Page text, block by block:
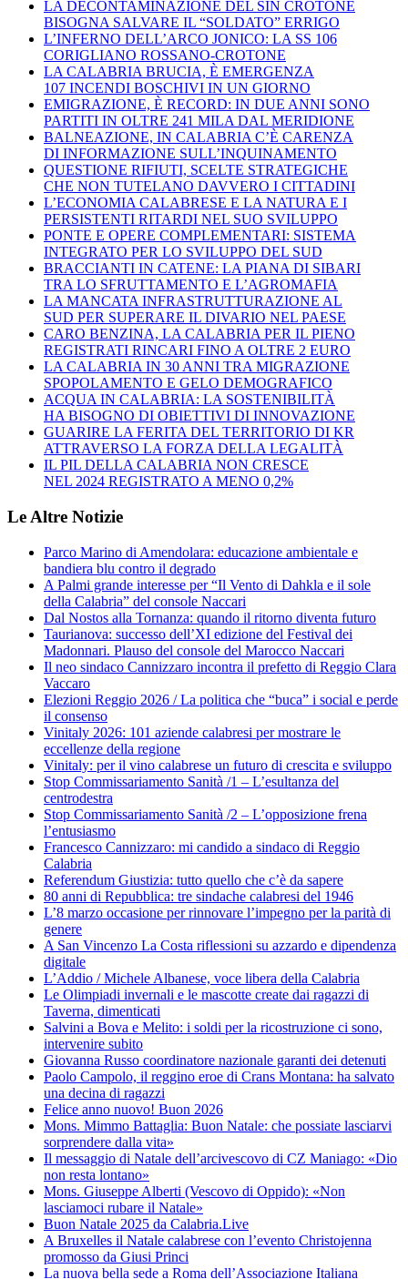
LA DECONTAMINAZIONE DEL SIN CROTONE
BISOGNA SALVARE IL “SOLDATO” ERRIGO
L’INFERNO DELL’ARCO JONICO: LA SS 106
CORIGLIANO ROSSANO-CROTONE
LA CALABRIA BRUCIA, È EMERGENZA
107 INCENDI BOSCHIVI IN UN GIORNO
EMIGRAZIONE, È RECORD: IN DUE ANNI SONO
PARTITI IN OLTRE 241 MILA DAL MERIDIONE
BALNEAZIONE, IN CALABRIA C’È CARENZA
DI INFORMAZIONE SULL’INQUINAMENTO
QUESTIONE RIFIUTI, SCELTE STRATEGICHE
CHE NON TUTELANO DAVVERO I CITTADINI
L’ECONOMIA CALABRESE E LA NATURA E I
PERSISTENTI RITARDI NEL SUO SVILUPPO
PONTE E OPERE COMPLEMENTARI: SISTEMA
INTEGRATO PER LO SVILUPPO DEL SUD
BRACCIANTI IN CATENE: LA PIANA DI SIBARI
TRA LO SFRUTTAMENTO E L’AGROMAFIA
LA MANCATA INFRASTRUTTURAZIONE AL
SUD PER SUPERARE IL DIVARIO NEL PAESE
CARO BENZINA, LA CALABRIA PER IL PIENO
REGISTRATI RINCARI FINO A OLTRE 2 EURO
LA CALABRIA IN 30 ANNI TRA MIGRAZIONE
SPOPOLAMENTO E GELO DEMOGRAFICO
ACQUA IN CALABRIA: LA SOSTENIBILITÀ
HA BISOGNO DI OBIETTIVI DI INNOVAZIONE
GUARIRE LA FERITA DEL TERRITORIO DI KR
ATTRAVERSO LA FORZA DELLA LEGALITÀ
IL PIL DELLA CALABRIA NON CRESCE
NEL 2024 REGISTRATO A MENO 0,2%
Le Altre Notizie
Parco Marino di Amendolara: educazione ambientale e
bandiera blu contro il degrado
A Palmi grande interesse per “Il Vento di Dahkla e il sole
della Calabria” del console Naccari
Dal Nostos alla Tornanza: quando il ritorno diventa futuro
Taurianova: successo dell’XI edizione del Festival dei
Madonnari. Plauso del console del Marocco Naccari
Il neo sindaco Cannizzaro incontra il prefetto di Reggio Clara
Vaccaro
Elezioni Reggio 2026 / La politica che “buca” i social e perde
il consenso
Vinitaly 2026: 101 aziende calabresi per mostrare le
eccellenze della regione
Vinitaly: per il vino calabrese un futuro di crescita e sviluppo
Stop Commissariamento Sanità /1 – L’esultanza del
centrodestra
Stop Commissariamento Sanità /2 – L’opposizione frena
l’entusiasmo
Francesco Cannizzaro: mi candido a sindaco di Reggio
Calabria
Referendum Giustizia: tutto quello che c’è da sapere
80 anni di Repubblica: tre sindache calabresi del 1946
L’8 marzo occasione per rinnovare l’impegno per la parità di
genere
A San Vincenzo La Costa riflessioni su azzardo e dipendenza
digitale
L’Addio / Michele Albanese, voce libera della Calabria
Le Olimpiadi invernali e le mascotte create dai ragazzi di
Taverna, dimenticati
Salvini a Bova e Melito: i soldi per la ricostruzione ci sono,
intervenire subito
Giovanna Russo coordinatore nazionale garanti dei detenuti
Paolo Campolo, il reggino eroe di Crans Montana: ha salvato
una decina di ragazzi
Felice anno nuovo! Buon 2026
Mons. Mimmo Battaglia: Buon Natale: che possiate lasciarvi
sorprendere dalla vita»
Il messaggio di Natale dell’arcivescovo di CZ Maniago: «Dio
non resta lontano»
Mons. Giuseppe Alberti (Vescovo di Oppido): «Non
lasciamoci rubare il Natale»
Buon Natale 2025 da Calabria.Live
A Bruxelles il Natale calabrese con l’evento Christojenna
promosso da Giusi Princi
La nuova bella sede a Roma dell’Associazione Italiana